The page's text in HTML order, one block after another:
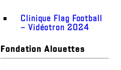
Clinique Flag Football
– Vidéotron 2024
Fondation Alouettes